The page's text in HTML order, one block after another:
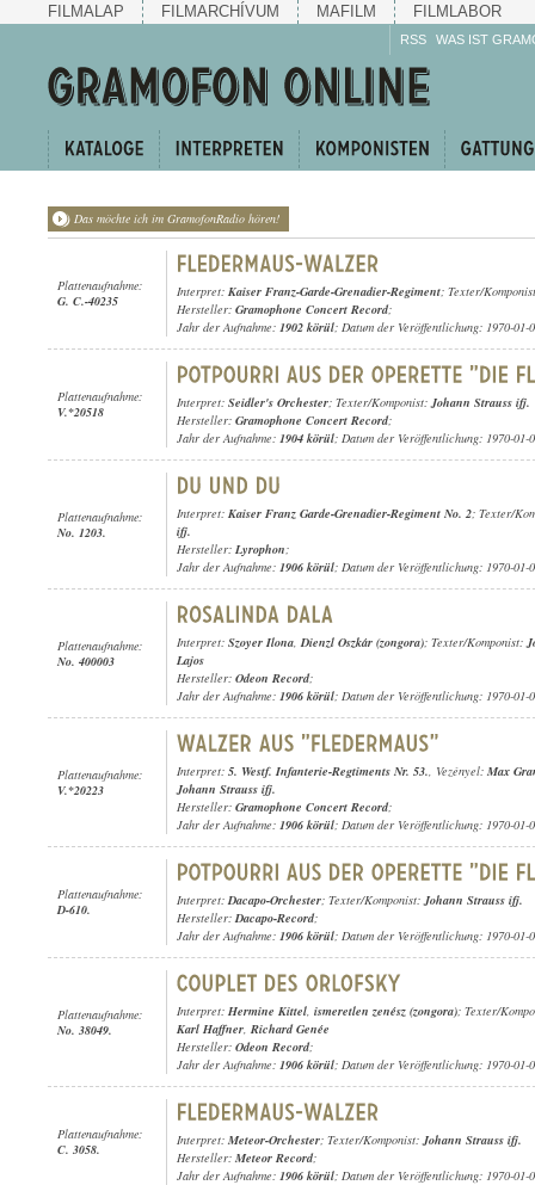
FILMALAP FILMARCHÍVUM MAFILM FILMLABOR
RSS WAS IST
Das möchte ich im GramofonRadio hören!
Plattenaufnahme:
G. C.-40235
Interpret: Kaiser Franz-Garde-Grenadier-Regiment; Texter/
Hersteller: Gramophone Concert Record;
Jahr der Aufnahme: 1902 körül; Datum der Veröffentlichung: 1970-01-
Plattenaufnahme:
V.*20518
Interpret: Seidler's Orchester; Texter/Komponist:Johann Strauss ifj.
Hersteller: Gramophone Concert Record;
Jahr der Aufnahme: 1904 körül; Datum der Veröffentlichung: 1970-01-
Plattenaufnahme:
No. 1203.
Interpret: Kaiser Franz Garde-Grenadier-Regiment No. 2; Texter/
ifj.
Hersteller: Lyrophon;
Jahr der Aufnahme: 1906 körül; Datum der Veröffentlichung: 1970-01-
Plattenaufnahme:
No. 400003
Interpret: Szoyer Ilona,Dienzl Oszkár (zongora); Texter/Komponist:
Lajos
Hersteller: Odeon Record;
Jahr der Aufnahme: 1906 körül; Datum der Veröffentlichung: 1970-01-
Plattenaufnahme:
V.*20223
Interpret: 5. Westf. Infanterie-Regtiments Nr. 53., Vezényel: Max
Johann Strauss ifj.
Hersteller: Gramophone Concert Record;
Jahr der Aufnahme: 1906 körül; Datum der Veröffentlichung: 1970-01-
Plattenaufnahme:
D-610.
Interpret:Dacapo-Orchester; Texter/Komponist:Johann Strauss ifj.
Hersteller:Dacapo-Record;
Jahr der Aufnahme: 1906 körül; Datum der Veröffentlichung: 1970-01-
Plattenaufnahme:
No. 38049.
Interpret: Hermine Kittel, ismeretlen zenész (zongora); Texter/
Karl Haffner, Richard Genée
Hersteller: Odeon Record;
Jahr der Aufnahme: 1906 körül; Datum der Veröffentlichung: 1970-01-
Plattenaufnahme:
C. 3058.
Interpret: Meteor-Orchester; Texter/Komponist:Johann Strauss ifj.
Hersteller: Meteor Record;
Jahr der Aufnahme: 1906 körül; Datum der Veröffentlichung: 1970-01-